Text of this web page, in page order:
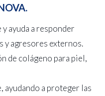
ayuda a responder
y agresores externos.
de colágeno para piel,
ayudando a proteger las